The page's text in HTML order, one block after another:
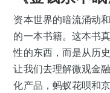
资本世界的暗流涌动
的一本书籍。这本书
性的东西，而是从历
让我们去理解微观金
化产品，蚂蚁花呗和